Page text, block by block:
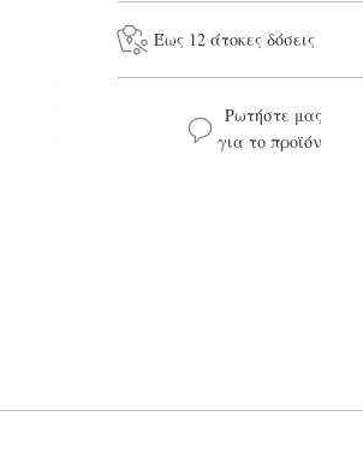
Έως 12 άτοκες δόσεις
Ρωτήστε μας
για το προϊόν